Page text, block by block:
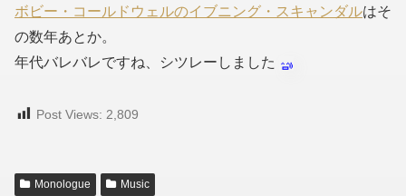
ボビー・コールドウェルのイブニング・スキャンダルはそ
の数年あとか。
年代バレバレですね、シツレーしました
Post Views: 2,809
Monologue Music